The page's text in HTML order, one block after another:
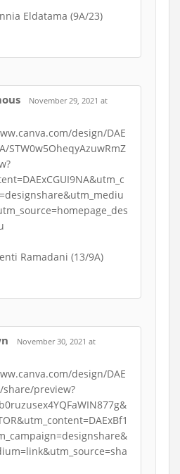
Eldatama (9A/23)
November 29, 2021 at
design/DAE
STW0w5OheqyAzuwRmZ
Ramadani (13/9A)
November 30, 2021 at
design/DAE
share/preview?